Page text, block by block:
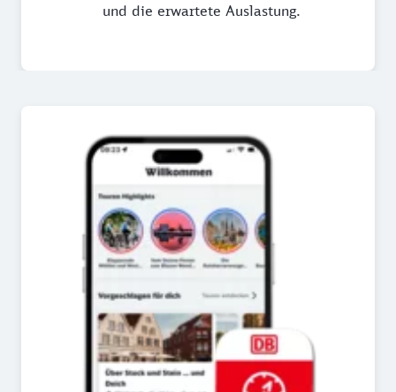
und die erwartete Auslastung.